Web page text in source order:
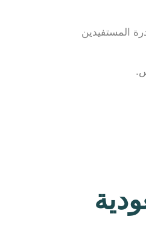
المستفيدين